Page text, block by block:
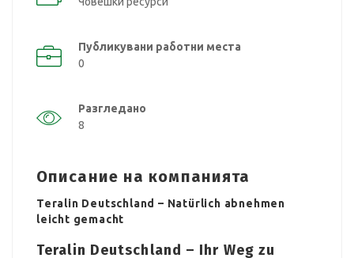
Публикувани работни места
0
Разгледано
8
Описание на компанията
Teralin Deutschland – Natürlich abnehmen
leicht gemacht
Teralin Deutschland – Ihr Weg zu